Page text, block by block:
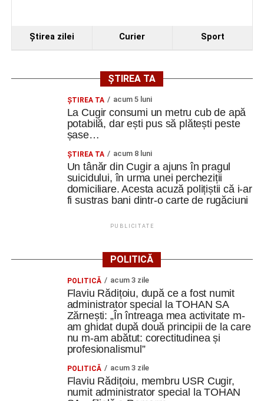
Ştirea zilei Curier Sport
ȘTIREA TA
ȘTIREA TA acum 5 luni
La Cugir consumi un metru cub de apă
potabilă, dar ești pus să plătești peste
șase…
ȘTIREA TA acum 8 luni
Un tânăr din Cugir a ajuns în pragul
suicidului, în urma unei percheziții
domiciliare. Acesta acuză polițiștii că i-ar
fi sustras bani dintr-o carte de rugăciuni
PUBLICITATE
POLITICĂ
POLITICĂ acum 3 zile
Flaviu Rădițoiu, după ce a fost numit
administrator special la TOHAN SA
Zărnești: „În întreaga mea activitate m-
am ghidat după două principii de la care
nu m-am abătut: corectitudinea și
profesionalismul”
POLITICĂ acum 3 zile
Flaviu Rădițoiu, membru USR Cugir,
numit administrator special la TOHAN